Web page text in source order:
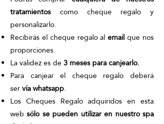
tratamientos como cheque regalo y
personalizarlo.​
Recibirás el cheque regalo alemailque nos
proporciones.
La validez es de3 meses para canjearlo.
Para canjear el cheque regalo deberá
servía whatsapp.
Los Cheques Regalo adquiridos en esta
web sólo se pueden utilizar en nuestro spa